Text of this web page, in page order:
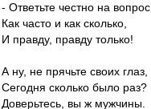
- Ответьте честно на вопрос,
Как часто и как сколько,
И правду, правду только!
А ну, не прячьте своих глаз,
Сегодня сколько было раз?
Доверьтесь, вы ж мужчины.